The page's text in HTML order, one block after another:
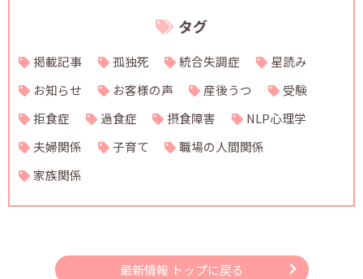
タグ
掲載記事 孤独死 統合失調症
星読み
お知らせ
お客様の声 産後うつ
受験
拒食症
過食症 摂食障害
NLP心理学
夫婦関係
子育て
職場の人間関係
家族関係
最新情報 トップに戻る